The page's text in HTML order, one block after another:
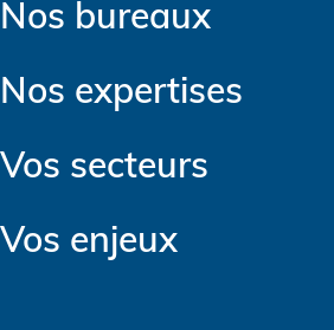
Nos bureaux
Nos expertises
Vos secteurs
Vos enjeux